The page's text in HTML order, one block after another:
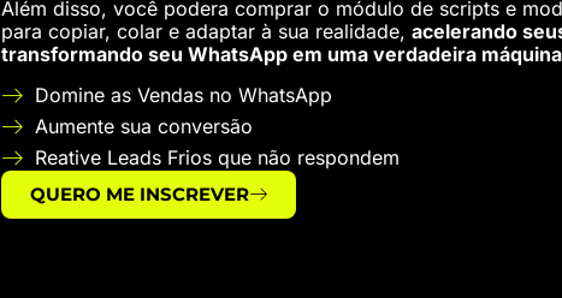
Além disso, você podera comprar o módulo de scripts e
para copiar, colar e adaptar à sua realidade, acelerando
transformando seu WhatsApp em uma verdadeira
Domine as Vendas no WhatsApp
Aumente sua conversão
Reative Leads Frios que não respondem
QUERO ME INSCREVER